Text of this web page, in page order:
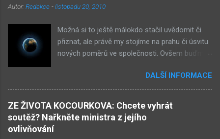
Autor: Redakce -listopadu 20, 2010
Možná si to ještě málokdo stačil uvědomit či
přiznat, ale právě my stojíme na prahu či úsvitu
nových poměrů ve společnosti. Ovšem buďme
Novými poměry ve společnosti myslím
přiklonění se s některé z nám již historicky
známých situací. Přiznejme si to otevřeně – je
to buď nová forma demokracie, anebo
nacismus. Těžko si někdo z nás mohl
DALŠÍ INFORMACE
ZE ŽIVOTA KOCOURKOVA: Chcete vyhrát
soutěž? Nařkněte ministra z jejího
ovlivňování